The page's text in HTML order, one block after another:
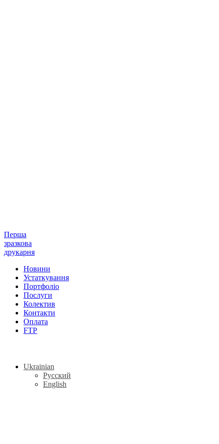
Перша
зразкова
друкарня
Новини
Устаткування
Портфоліо
Послуги
Колектив
Контакти
Оплата
FTP
Ukrainian
Русский
English